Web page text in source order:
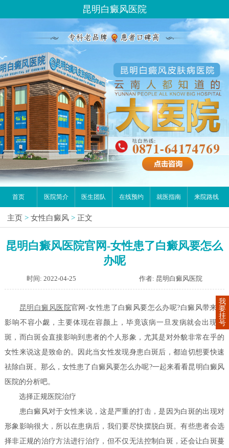
昆明白癜风医院
首页 医院简介 医生团队 在线预约 就医指南 来院路线
主页 > 女性白癜风 > 正文
昆明白癜风医院官网-女性患了白癜风要怎么
办呢
时间: 2022-04-25 作者: 昆明白癜风医院
昆明 白癜风 医院官网-女性患了白癜风要怎么办呢?白癜风带来的
影响不容小觑，主要体现在容颜上，毕竟该病一旦发病就会出现白
斑，而白斑会直接影响到患者的个人形象，尤其是对外貌非常在乎的
女性来说这是致命的。因此当女性发现身患白斑后，都迫切想要快速
祛除白斑。那么，女性患了白癜风要怎么办呢?一起来看看昆明白癜风
医院的分析吧。
选择正规医院治疗
患白癜风对于女性来说，这是严重的打击，是因为白斑的出现对
形象影响很大，所以在患病后，我们要尽快摆脱白斑。有些患者会选
择非正规的治疗方法进行治疗，但不仅无法控制白斑，还会让白斑蔓
我
要
挂
号